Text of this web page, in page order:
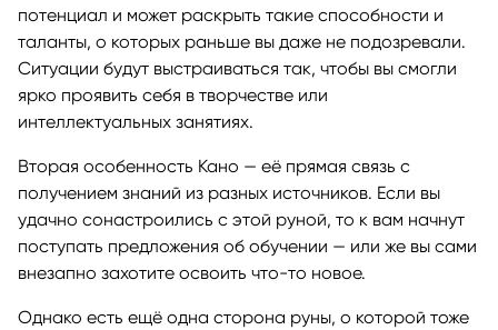
потенциал и может раскрыть такие способности и
таланты, о которых раньше вы даже не подозревали.
Ситуации будут выстраиваться так, чтобы вы смогли
ярко проявить себя в творчестве или
интеллектуальных занятиях.
Вторая особенность Кано — её прямая связь с
получением знаний из разных источников. Если вы
удачно сонастроились с этой руной, то к вам начнут
поступать предложения об обучении — или же вы сами
внезапно захотите освоить что-то новое.
Однако есть ещё одна сторона руны, о которой тоже